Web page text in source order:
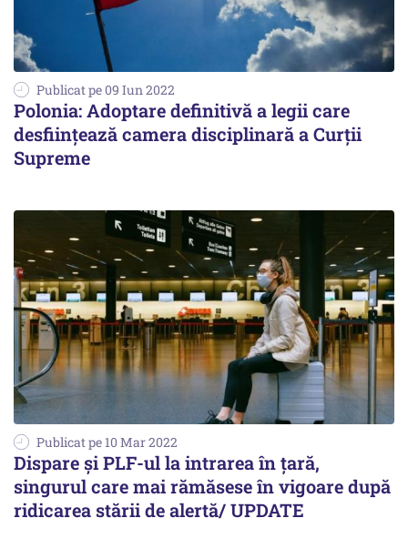
Publicat pe 09 Iun 2022
Polonia: Adoptare definitivă a legii care
desființează camera disciplinară a Curții
Supreme
Publicat pe 10 Mar 2022
Dispare și PLF-ul la intrarea în țară,
singurul care mai rămăsese în vigoare după
ridicarea stării de alertă/ UPDATE